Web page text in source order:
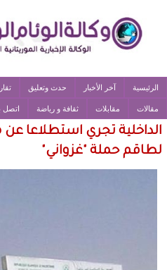
الرئيسية آخر الأخبار حدث وتعليق
مقالات مقابلات ثقافة و رياضة اتصل
الداخلية تجري استطلاعا
لطاقم حملة "غزواني"